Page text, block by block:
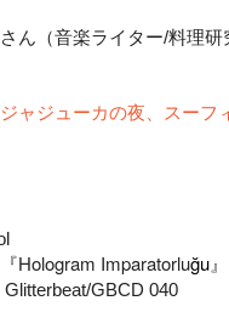
ん（音楽ライター/料理研
ジャジューカの夜、スーフ
Hologram Imparatorluğu』
Glitterbeat/GBCD 040